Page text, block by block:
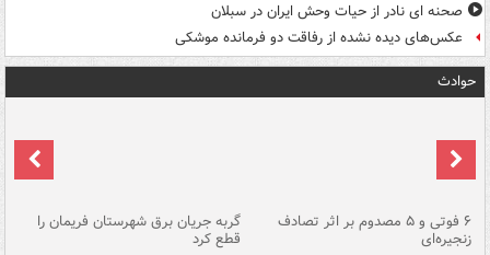
صحنه ای نادر از حیات وحش ایران در سبلان
عکس‌های دیده نشده از رفاقت دو فرمانده‌ موشکی
حوادث
۶ فوتی و ۵ مصدوم بر اثر تصادف
زنجیره‌ای
گربه جریان برق شهرستان فریمان را
قطع کرد